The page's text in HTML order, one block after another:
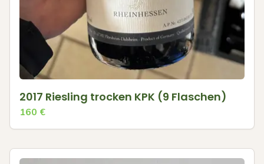
2017 Riesling trocken KPK (9 Flaschen)
160 €